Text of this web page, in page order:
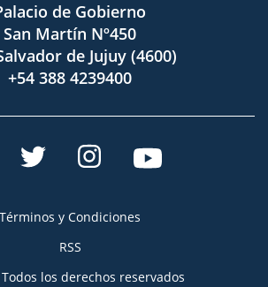
de Gobierno
San Martín Nº450
de Jujuy (4600)
+54 388 4239400
Términos y Condiciones
RSS
los derechos reservados